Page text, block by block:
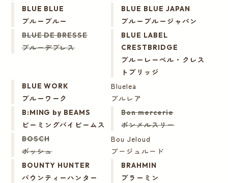
BLUE BLUE
ブルーブルー
BLUE BLUE JAPAN
ブルーブルージャパン
BLUE DE BRESSE
ブルーデブレス
BLUE LABEL
CRESTBRIDGE
ブルーレーベル・クレス
トブリッジ
BLUE WORK
ブルーワーク
Bluelea
ブルレア
B:MING by BEAMS
ビーミングバイビームス
Bon mercerie
ボンメルスリー
BOSCH
ボッシュ
Bou Jeloud
ブージュルード
BOUNTY HUNTER
バウンティーハンター
BRAHMIN
ブラーミン